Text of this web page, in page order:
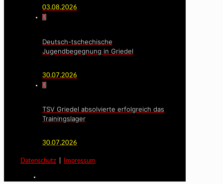
03.08.2026
0
Deutsch-tschechische
Jugendbegegnung in Griedel
30.07.2026
0
TSV Griedel absolvierte erfolgreich das
Trainingslager
30.07.2026
Datenschutz Impressum